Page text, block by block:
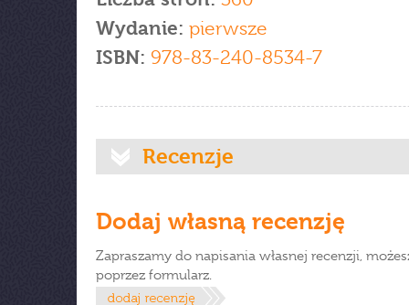
Wydanie: pierwsze
ISBN: 978-83-240-8534-7
Recenzje
Dodaj własną recenzję
Zapraszamy do napisania własnej recenzji,
poprzez formularz.